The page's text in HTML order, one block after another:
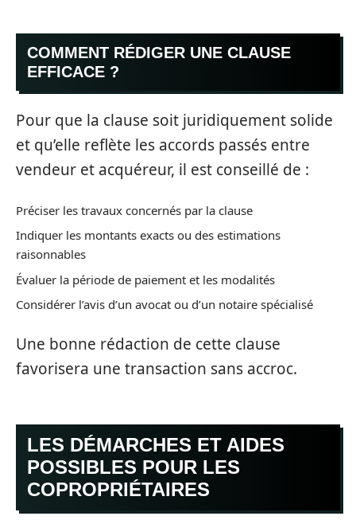
COMMENT RÉDIGER UNE CLAUSE
EFFICACE ?
Pour que la clause soit juridiquement solide
et qu’elle reflète les accords passés entre
vendeur et acquéreur, il est conseillé de :
Préciser les travaux concernés par la clause
Indiquer les montants exacts ou des estimations
raisonnables
Évaluer la période de paiement et les modalités
Considérer l’avis d’un avocat ou d’un notaire spécialisé
Une bonne rédaction de cette clause
favorisera une transaction sans accroc.
LES DÉMARCHES ET AIDES
POSSIBLES POUR LES
COPROPRIÉTAIRES